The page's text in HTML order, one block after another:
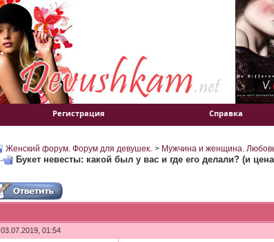
Регистрация Справка
Женский форум. Форум для девушек. > Мужчина и женщина.
Букет невесты: какой был у вас и где его делали? (и
03.07.2019, 01:54